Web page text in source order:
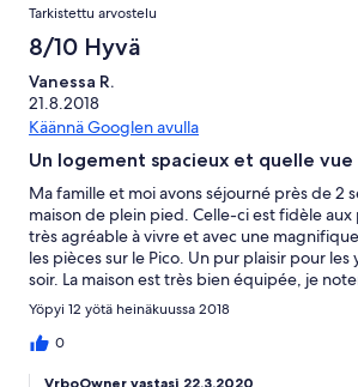
Tarkistettu arvostelu
8/10 Hyvä
Vanessa R.
21.8.2018
Käännä Googlen avulla
Un logement spacieux et quelle vue
Ma famille et moi avons séjourné près de 2
maison de plein pied. Celle-ci est fidèle aux
très agréable à vivre et avec une
les pièces sur le Pico. Un pur plaisir pour les
soir. La maison est très bien équipée, je
l'absence de lave vaisselle, et meublée avec
emplacement le port de Horta est en bas
minutes en voiture. Une superette est située
Yöpyi 12 yötä heinäkuussa 2018
0
VrboOwner vastasi 22.3.2020